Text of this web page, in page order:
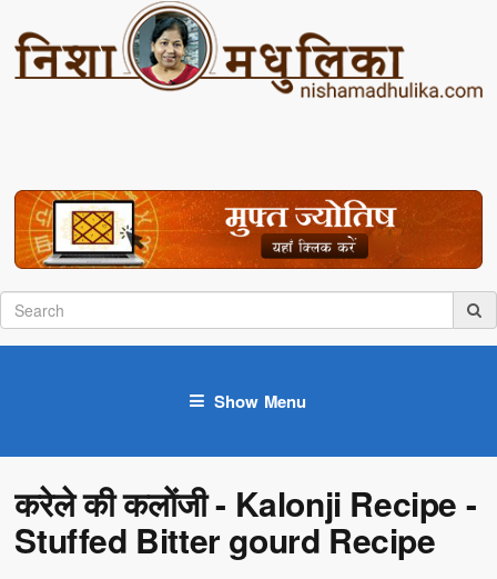
Show Menu
करेले की कलोंजी - Kalonji Recipe -
Stuffed Bitter gourd Recipe